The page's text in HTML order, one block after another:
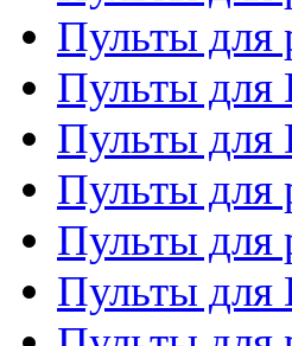
Пульты для
Пульты
Пульты для
Пульты для
Пульты для
Пульты